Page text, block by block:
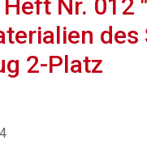
Nr.
des
2-Platz